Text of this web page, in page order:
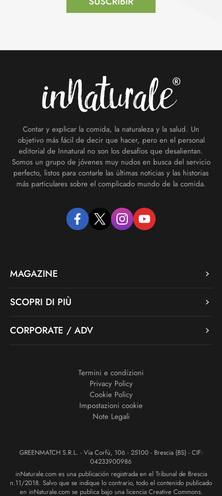
Contar y explicar la comida, la naturaleza y la salud. Un
objetivo más fácil de decir que hacer, pero en el personal
editorial de Innatural no son los desafíos que desalientan.
Somos un grupo de jóvenes muy nudos en busca del servicio
perfecto, listos para contarle las últimas noticias y las historias
más particulares sobre el complicado mundo de la comida.
facebooktwitter instagramyoutube
MAGAZINE
SCOPRI DI PIÙ
CORPORATE / ADV
Termini e condizioni
Privacy Policy
Cookie Policy
Impostazioni cookie
Note Legali
GREENMATCH S.R.L. - Via Corfù, 106 - 25100 - Brescia (BS) - CIF:
04233900986
inNaturale.com es una publicación registrada en el Tribunal de Brescia
n.11/2018. Salvo que se indique lo contrario, todo el contenido publicado
en inNaturale.com se publica bajo una licencia Creative Commons.